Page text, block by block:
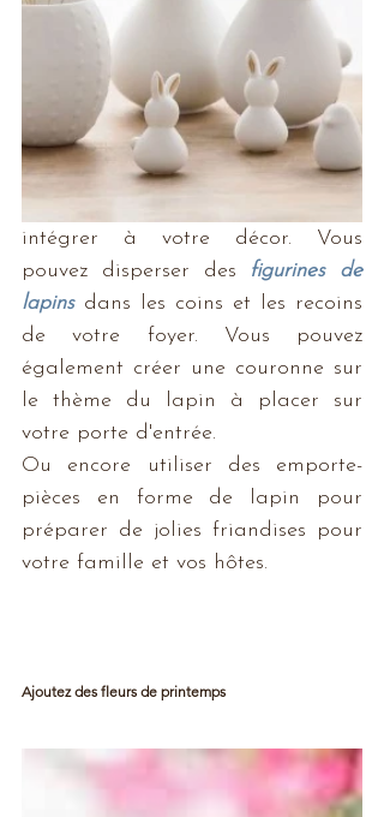
intégrer à votre décor. Vous
pouvez disperser des figurines de
lapins dans les coins et les recoins
de votre foyer. Vous pouvez
également créer une couronne sur
le thème du lapin à placer sur
votre porte d'entrée.
Ou encore utiliser des emporte-
pièces en forme de lapin pour
préparer de jolies friandises pour
votre famille et vos hôtes.
Ajoutez des fleurs de printemps